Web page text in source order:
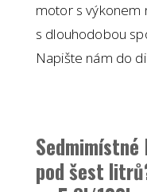
motor s výkonem
s dlouhodobou
Napište nám do
Sedmimístné
pod šest